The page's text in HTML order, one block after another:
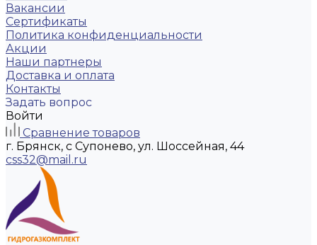
Вакансии
Сертификаты
Политика конфиденциальности
Акции
Наши партнеры
Доставка и оплата
Контакты
Задать вопрос
Войти
Сравнение товаров
г. Брянск, с Супонево, ул. Шоссейная, 44
css32@mail.ru